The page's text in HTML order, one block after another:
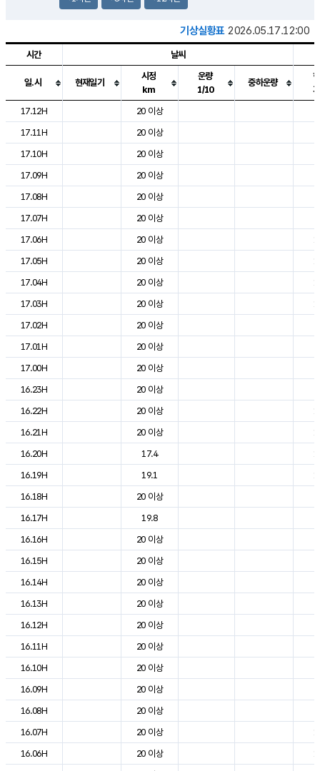
기상실황표 2026.05.17.12:00
도시별 기상실황표로 지점, 날씨, 기온, 강수, 바람, 기압등을 안내한 표입
시간 날씨
일.시 현재일기
시정
km
운량
1/10
중하운량
17.12H
20 이상
17.11H
20 이상
17.10H
20 이상
17.09H
20 이상
17.08H
20 이상
17.07H
20 이상
17.06H
20 이상
17.05H
20 이상
17.04H
20 이상
17.03H
20 이상
17.02H
20 이상
17.01H
20 이상
17.00H
20 이상
16.23H
20 이상
16.22H
20 이상
16.21H
20 이상
16.20H
17.4
16.19H
19.1
16.18H
20 이상
16.17H
19.8
16.16H
20 이상
16.15H
20 이상
16.14H
20 이상
16.13H
20 이상
16.12H
20 이상
16.11H
20 이상
16.10H
20 이상
16.09H
20 이상
16.08H
20 이상
16.07H
20 이상
16.06H
20 이상